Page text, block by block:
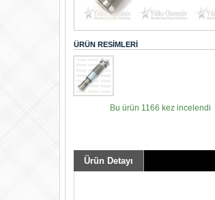
ÜRÜN RESIMLERI
Bu ürün 1166 kez incelendi
Ürün Detayı